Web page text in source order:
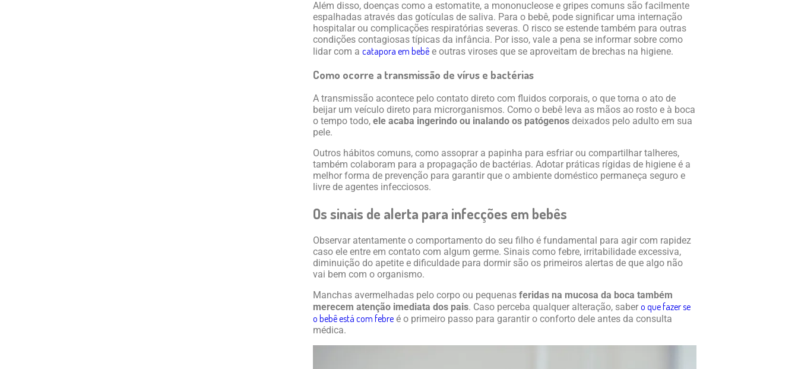
Além disso, doenças como a estomatite, a mononucleose e gripes comuns são facilmente
espalhadas através das gotículas de saliva. Para o bebê, pode significar uma internação
hospitalar ou complicações respiratórias severas. O risco se estende também para outras
condições contagiosas típicas da infância. Por isso, vale a pena se informar sobre como
lidar com a catapora em bebê e outras viroses que se aproveitam de brechas na higiene.
Como ocorre a transmissão de vírus e bactérias
A transmissão acontece pelo contato direto com fluidos corporais, o que torna o ato de
beijar um veículo direto para microrganismos. Como o bebê leva as mãos ao rosto e à boca
o tempo todo, ele acaba ingerindo ou inalando os patógenos deixados pelo adulto em sua
pele.
Outros hábitos comuns, como assoprar a papinha para esfriar ou compartilhar talheres,
também colaboram para a propagação de bactérias. Adotar práticas rígidas de higiene é a
melhor forma de prevenção para garantir que o ambiente doméstico permaneça seguro e
livre de agentes infecciosos.
Os sinais de alerta para infecções em bebês
Observar atentamente o comportamento do seu filho é fundamental para agir com rapidez
caso ele entre em contato com algum germe. Sinais como febre, irritabilidade excessiva,
diminuição do apetite e dificuldade para dormir são os primeiros alertas de que algo não
vai bem com o organismo.
Manchas avermelhadas pelo corpo ou pequenas feridas na mucosa da boca também
merecem atenção imediata dos pais. Caso perceba qualquer alteração, saber o que fazer se
o bebê está com febre é o primeiro passo para garantir o conforto dele antes da consulta
médica.